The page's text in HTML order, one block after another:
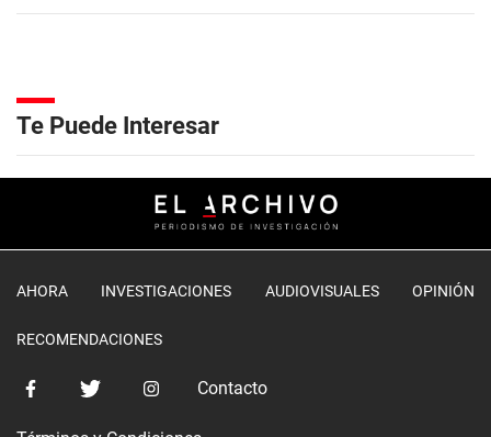
Te Puede Interesar
AHORA INVESTIGACIONES AUDIOVISUALES OPINIÓN
RECOMENDACIONES
Contacto